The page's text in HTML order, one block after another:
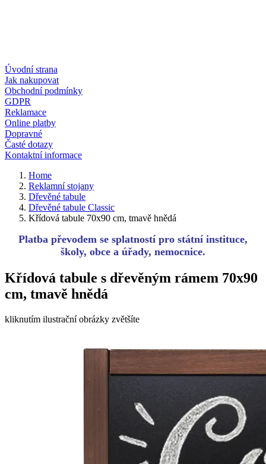
Úvodní strana
Jak nakupovat
Obchodní podmínky
GDPR
Reklamace
Online platby
Dopravné
Časté dotazy
Kontaktní informace
Home
Reklamní stojany
Dřevěné tabule
Dřevěné tabule Classic
Křídová tabule 70x90 cm, tmavě hnědá
Platba převodem se splatností pro státní instituce,
školy, obce a úřady, nemocnice.
Křídová tabule s dřevěným rámem 70x90
cm, tmavě hnědá
kliknutím ilustrační obrázky zvětšíte